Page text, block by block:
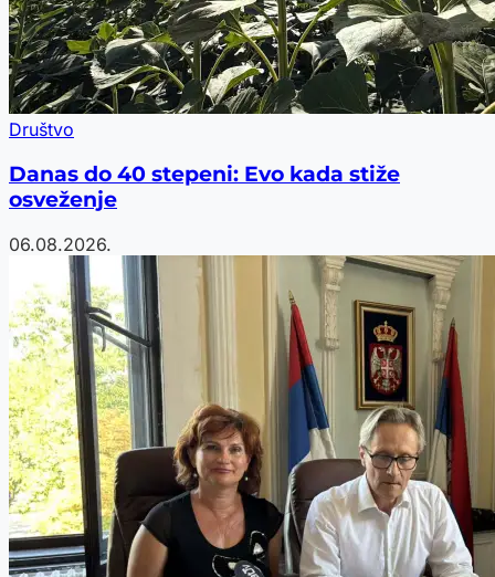
Društvo
Danas do 40 stepeni: Evo kada stiže
osveženje
06.08.2026.